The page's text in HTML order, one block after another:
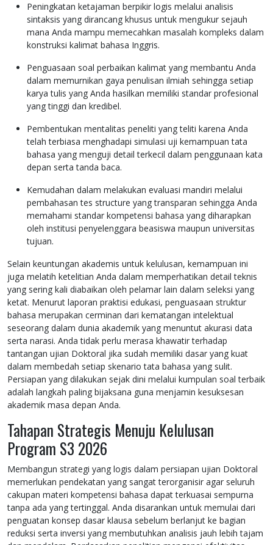
Peningkatan ketajaman berpikir logis melalui analisis
sintaksis yang dirancang khusus untuk mengukur sejauh
mana Anda mampu memecahkan masalah kompleks dalam
konstruksi kalimat bahasa Inggris.
Penguasaan soal perbaikan kalimat yang membantu Anda
dalam memurnikan gaya penulisan ilmiah sehingga setiap
karya tulis yang Anda hasilkan memiliki standar profesional
yang tinggi dan kredibel.
Pembentukan mentalitas peneliti yang teliti karena Anda
telah terbiasa menghadapi simulasi uji kemampuan tata
bahasa yang menguji detail terkecil dalam penggunaan kata
depan serta tanda baca.
Kemudahan dalam melakukan evaluasi mandiri melalui
pembahasan tes structure yang transparan sehingga Anda
memahami standar kompetensi bahasa yang diharapkan
oleh institusi penyelenggara beasiswa maupun universitas
tujuan.
Selain keuntungan akademis untuk kelulusan, kemampuan ini
juga melatih ketelitian Anda dalam memperhatikan detail teknis
yang sering kali diabaikan oleh pelamar lain dalam seleksi yang
ketat. Menurut laporan praktisi edukasi, penguasaan struktur
bahasa merupakan cerminan dari kematangan intelektual
seseorang dalam dunia akademik yang menuntut akurasi data
serta narasi. Anda tidak perlu merasa khawatir terhadap
tantangan ujian Doktoral jika sudah memiliki dasar yang kuat
dalam membedah setiap skenario tata bahasa yang sulit.
Persiapan yang dilakukan sejak dini melalui kumpulan soal terbaik
adalah langkah paling bijaksana guna menjamin kesuksesan
akademik masa depan Anda.
Tahapan Strategis Menuju Kelulusan
Program S3 2026
Membangun strategi yang logis dalam persiapan ujian Doktoral
memerlukan pendekatan yang sangat terorganisir agar seluruh
cakupan materi kompetensi bahasa dapat terkuasai sempurna
tanpa ada yang tertinggal. Anda disarankan untuk memulai dari
penguatan konsep dasar klausa sebelum berlanjut ke bagian
reduksi serta inversi yang membutuhkan analisis jauh lebih tajam